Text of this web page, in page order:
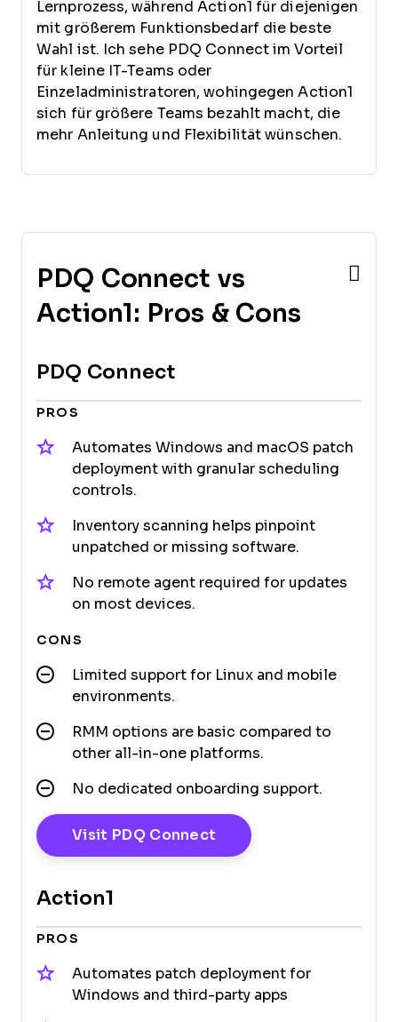
Lernprozess, während Action1 für diejenigen
mit größerem Funktionsbedarf die beste
Wahl ist. Ich sehe PDQ Connect im Vorteil
für kleine IT-Teams oder
Einzeladministratoren, wohingegen Action1
sich für größere Teams bezahlt macht, die
mehr Anleitung und Flexibilität wünschen.
PDQ Connect vs
Action1: Pros & Cons
PDQ Connect
PROS
Automates Windows and macOS patch
deployment with granular scheduling
controls.
Inventory scanning helps pinpoint
unpatched or missing software.
No remote agent required for updates
on most devices.
CONS
Limited support for Linux and mobile
environments.
RMM options are basic compared to
other all-in-one platforms.
No dedicated onboarding support.
Visit PDQ Connect Opens New Window
Action1
PROS
Automates patch deployment for
Windows and third-party apps